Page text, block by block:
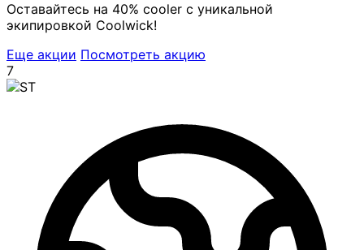
Оставайтесь на 40% cooler с уникальной
экипировкой Coolwick!
Еще акции Посмотреть акцию
7